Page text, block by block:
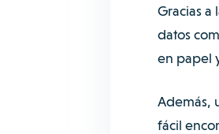
Gracias a
datos
en papel
Además,
fácil